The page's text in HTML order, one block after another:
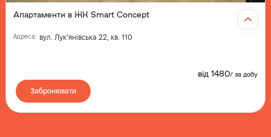
Апартаменти в ЖК Smart Concept
Адреса: вул. Лукʼянівська 22, кв. 110
від 1480/ за добу
Забронювати